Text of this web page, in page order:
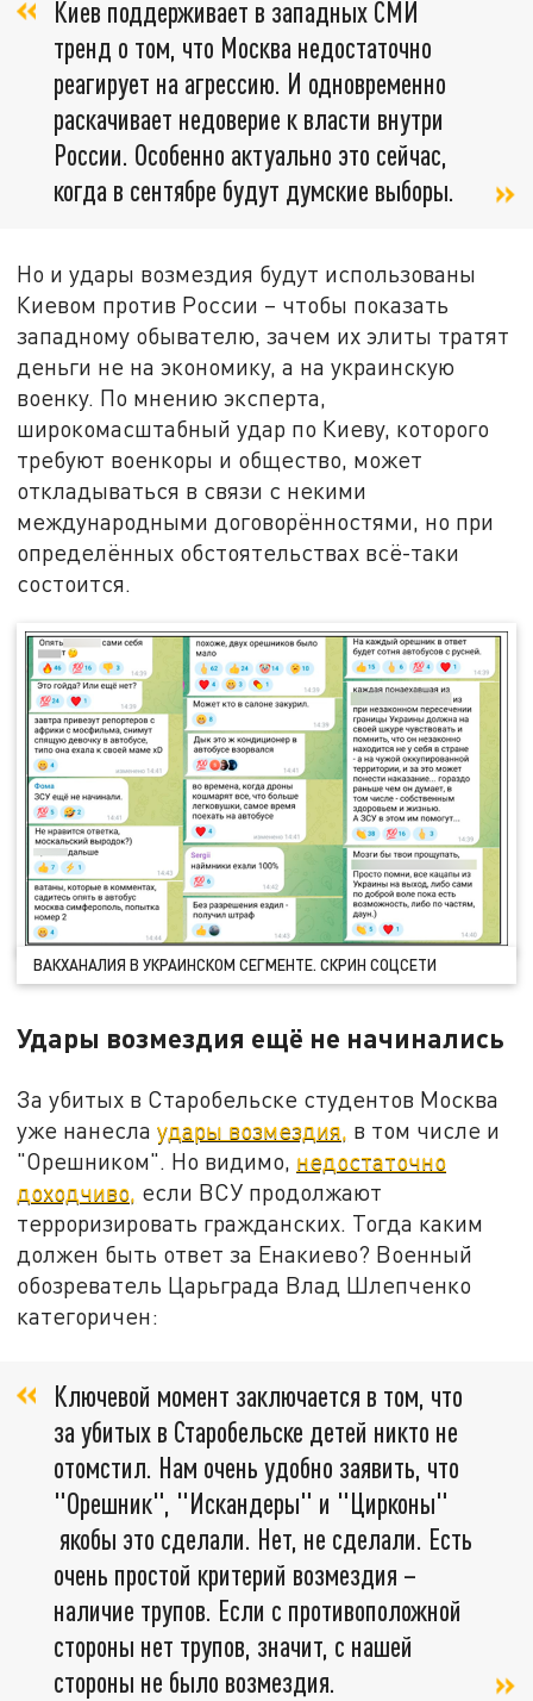
Киев поддерживает в западных СМИ
тренд о том, что Москва недостаточно
реагирует на агрессию. И одновременно
раскачивает недоверие к власти внутри
России. Особенно актуально это сейчас,
когда в сентябре будут думские выборы.
Но и удары возмездия будут использованы
Киевом против России – чтобы показать
западному обывателю, зачем их элиты тратят
деньги не на экономику, а на украинскую
военку. По мнению эксперта,
широкомасштабный удар по Киеву, которого
требуют военкоры и общество, может
откладываться в связи с некими
международными договорённостями, но при
определённых обстоятельствах всё-таки
состоится.
ВАКХАНАЛИЯ В УКРАИНСКОМ СЕГМЕНТЕ. СКРИН СОЦСЕТИ
Удары возмездия ещё не начинались
За убитых в Старобельске студентов Москва
уже нанеслаудары возмездия, в том числе и
"Орешником". Но видимо, недостаточно
доходчиво, если ВСУ продолжают
терроризировать гражданских. Тогда каким
должен быть ответ за Енакиево? Военный
обозреватель Царьграда Влад Шлепченко
категоричен:
Ключевой момент заключается в том, что
за убитых в Старобельске детей никто не
отомстил. Нам очень удобно заявить, что
"Орешник", "Искандеры" и "Цирконы"
якобы это сделали. Нет, не сделали. Есть
очень простой критерий возмездия –
наличие трупов. Если с противоположной
стороны нет трупов, значит, с нашей
стороны не было возмездия.